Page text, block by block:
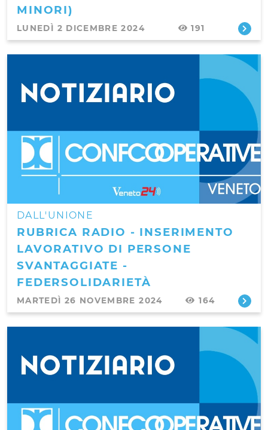
MINORI)
LUNEDÌ 2 DICEMBRE 2024 191
DALL'UNIONE
RUBRICA RADIO - INSERIMENTO
LAVORATIVO DI PERSONE
SVANTAGGIATE -
FEDERSOLIDARIETÀ
MARTEDÌ 26 NOVEMBRE 2024 164